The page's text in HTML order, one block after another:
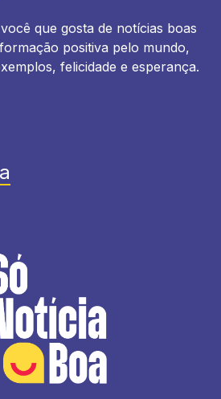
que gosta de notícias boas
positiva pelo mundo,
felicidade e esperança.